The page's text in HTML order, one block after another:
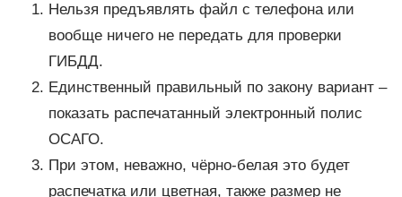
Нельзя предъявлять файл с телефона или
вообще ничего не передать для проверки
ГИБДД.
Единственный правильный по закону вариант –
показать распечатанный электронный полис
ОСАГО.
При этом, неважно, чёрно-белая это будет
распечатка или цветная, также размер не